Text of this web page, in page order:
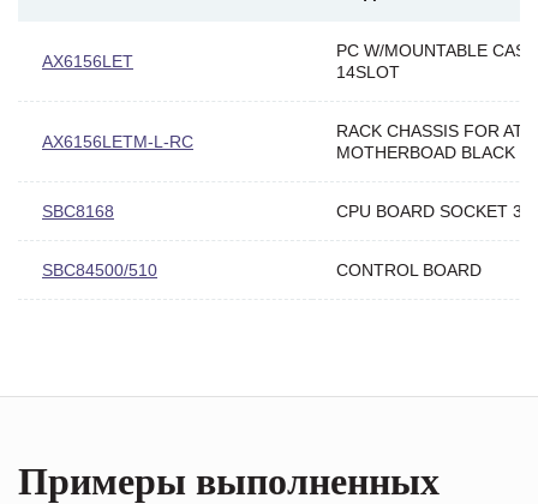
AX6156LET
PC W/MOUNTABLE CASE
14SLOT
AX6156LETM-L-RC
RACK CHASSIS FOR ATX
MOTHERBOAD BLACK
SBC8168 CPU BOARD SOCKET
SBC84500/510 CONTROL BOARD
Примеры выполненных